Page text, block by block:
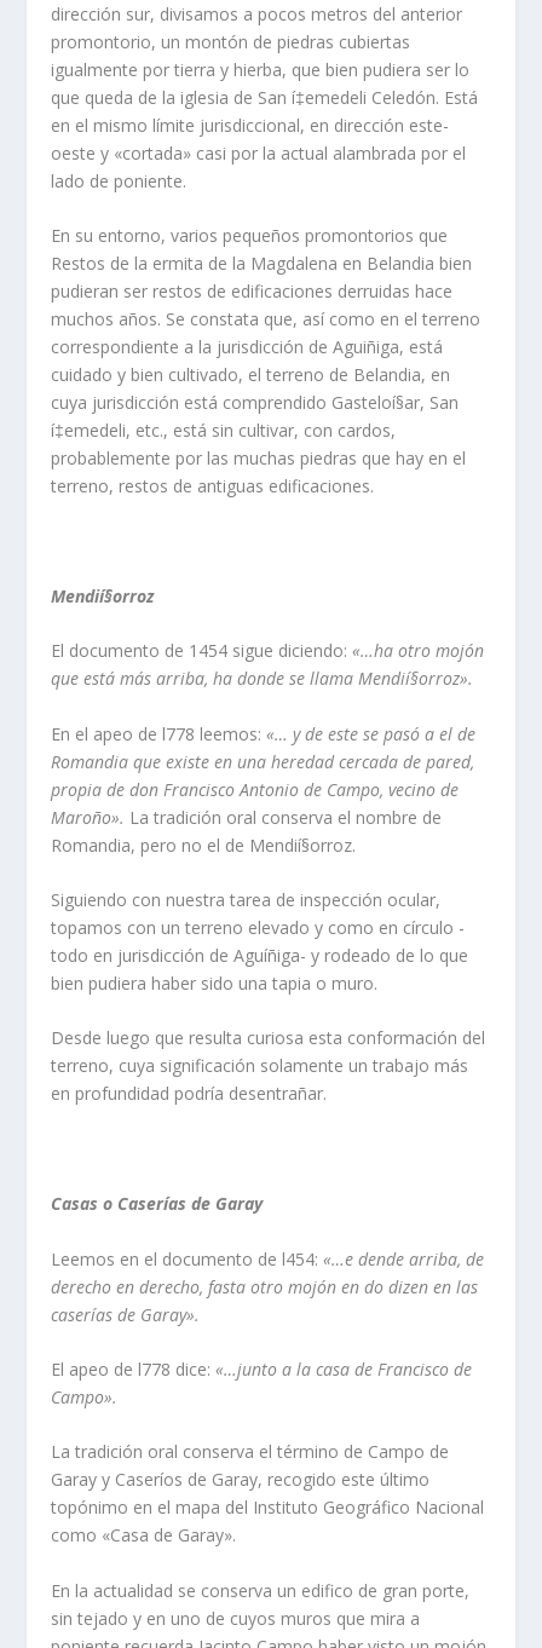
dirección sur, divisamos a pocos metros del anterior
promontorio, un montón de piedras cubiertas
igualmente por tierra y hierba, que bien pudiera ser lo
que queda de la iglesia de San í‡emedeli Celedón. Está
en el mismo lí­mite jurisdiccional, en dirección este-
oeste y «cortada» casi por la actual alambrada por el
lado de poniente.
En su entorno, varios pequeños promontorios que
Restos de la ermita de la Magdalena en Belandia bien
pudieran ser restos de edificaciones derruidas hace
muchos años. Se constata que, así­ como en el terreno
correspondiente a la jurisdicción de Aguiñiga, está
cuidado y bien cultivado, el terreno de Belandia, en
cuya jurisdicción está comprendido Gasteloí§ar, San
í‡emedeli, etc., está sin cultivar, con cardos,
probablemente por las muchas piedras que hay en el
terreno, restos de antiguas edificaciones.
Mendií§orroz
El documento de 1454 sigue diciendo:«…ha otro mojón
que está más arriba, ha donde se llama Mendií§orroz».
En el apeo de l778 leemos:«… y de este se pasó a el de
Romandia que existe en una heredad cercada de pared,
propia de don Francisco Antonio de Campo, vecino de
Maroño». La tradición oral conserva el nombre de
Romandia, pero no el de Mendií§orroz.
Siguiendo con nuestra tarea de inspección ocular,
topamos con un terreno elevado y como en cí­rculo -
todo en jurisdicción de Aguí­ñiga- y rodeado de lo que
bien pudiera haber sido una tapia o muro.
Desde luego que resulta curiosa esta conformación del
terreno, cuya significación solamente un trabajo más
en profundidad podrí­a desentrañar.
Casas o Caserí­as de Garay
Leemos en el documento de l454:«…e dende arriba, de
derecho en derecho, fasta otro mojón en do dizen en las
caserí­as de Garay».
El apeo de l778 dice:«…junto a la casa de Francisco de
Campo».
La tradición oral conserva el término de Campo de
Garay y Caserí­os de Garay, recogido este último
topónimo en el mapa del Instituto Geográfico Nacional
como «Casa de Garay».
En la actualidad se conserva un edifico de gran porte,
sin tejado y en uno de cuyos muros que mira a